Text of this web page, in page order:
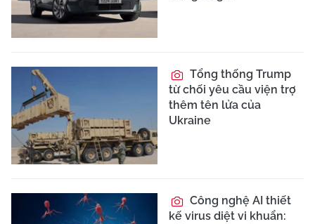
Tổng thống Trump
từ chối yêu cầu viện trợ
thêm tên lửa của
Ukraine
Công nghệ AI thiết
kế virus diệt vi khuẩn: